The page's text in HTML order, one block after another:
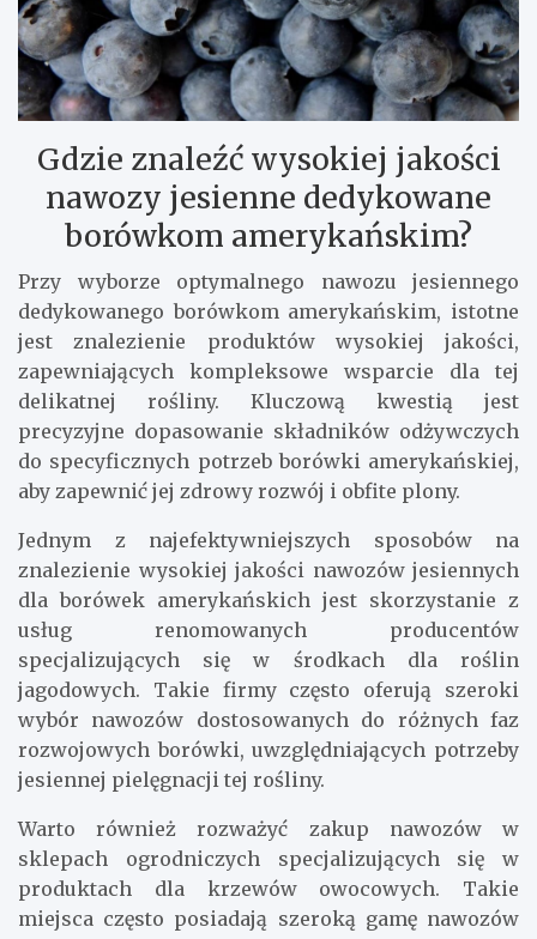
Gdzie znaleźć wysokiej jakości
nawozy jesienne dedykowane
borówkom amerykańskim?
Przy wyborze optymalnego nawozu jesiennego
dedykowanego borówkom amerykańskim, istotne
jest znalezienie produktów wysokiej jakości,
zapewniających kompleksowe wsparcie dla tej
delikatnej rośliny. Kluczową kwestią jest
precyzyjne dopasowanie składników odżywczych
do specyficznych potrzeb borówki amerykańskiej,
aby zapewnić jej zdrowy rozwój i obfite plony.
Jednym z najefektywniejszych sposobów na
znalezienie wysokiej jakości nawozów jesiennych
dla borówek amerykańskich jest skorzystanie z
usług renomowanych producentów
specjalizujących się w środkach dla roślin
jagodowych. Takie firmy często oferują szeroki
wybór nawozów dostosowanych do różnych faz
rozwojowych borówki, uwzględniających potrzeby
jesiennej pielęgnacji tej rośliny.
Warto również rozważyć zakup nawozów w
sklepach ogrodniczych specjalizujących się w
produktach dla krzewów owocowych. Takie
miejsca często posiadają szeroką gamę nawozów